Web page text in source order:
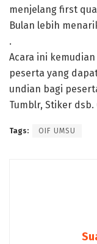
menjelang first
Bulan lebih
.
Acara ini
peserta yang
undian bagi
Tumblr, Stiker
Tags: OIF UMSU